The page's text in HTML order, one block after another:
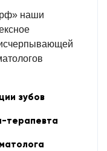
наши
зубов
терапевта